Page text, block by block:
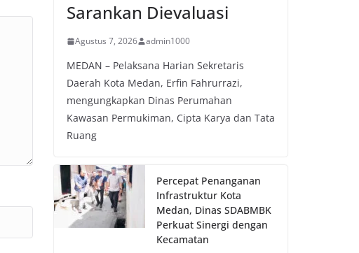
Sarankan Dievaluasi
Agustus 7, 2026 admin1000
MEDAN – Pelaksana Harian Sekretaris
Daerah Kota Medan, Erfin Fahrurrazi,
mengungkapkan Dinas Perumahan
Kawasan Permukiman, Cipta Karya dan Tata
Ruang
Percepat Penanganan
Infrastruktur Kota
Medan, Dinas SDABMBK
Perkuat Sinergi dengan
Kecamatan